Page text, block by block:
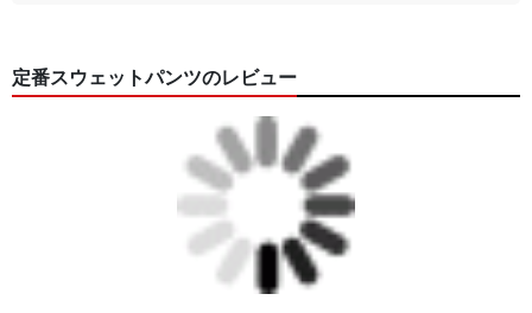
定番スウェットパンツのレビュー